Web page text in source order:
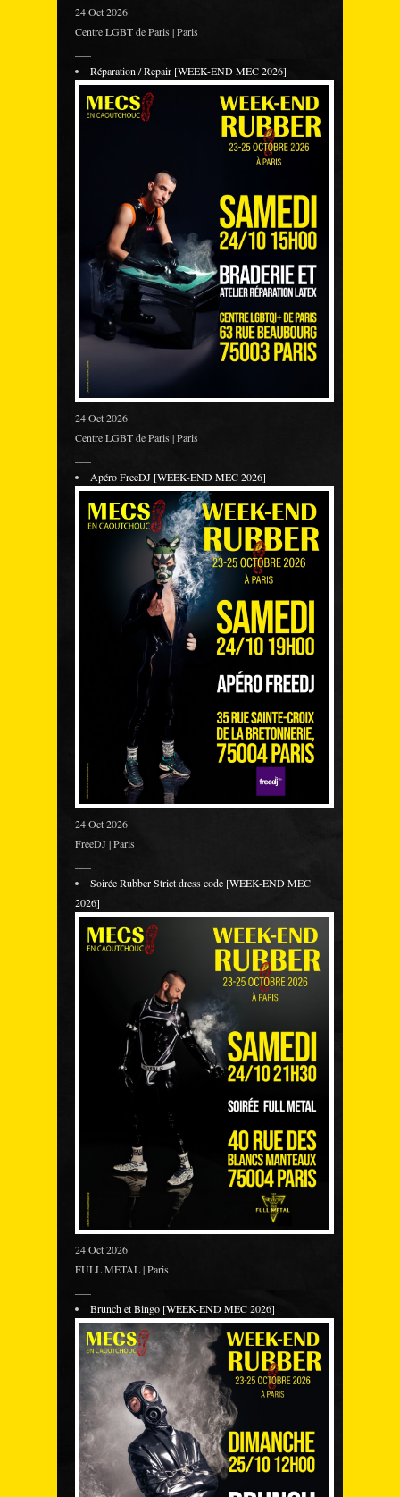
24 Oct 2026
Centre LGBT de Paris | Paris
Réparation / Repair [WEEK-END MEC 2026]
24 Oct 2026
Centre LGBT de Paris | Paris
Apéro FreeDJ [WEEK-END MEC 2026]
24 Oct 2026
FreeDJ | Paris
Soirée Rubber Strict dress code [WEEK-END MEC
2026]
24 Oct 2026
FULL METAL | Paris
Brunch et Bingo [WEEK-END MEC 2026]